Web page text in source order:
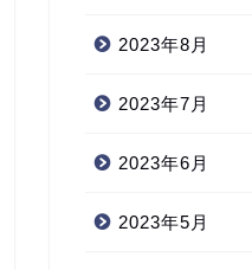
2023年8月
2023年7月
2023年6月
2023年5月